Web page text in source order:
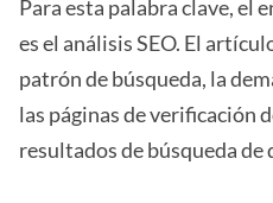
Para esta palabra clave, el
es el análisis SEO. El
patrón de búsqueda, la
las páginas de verificación
resultados de búsqueda de